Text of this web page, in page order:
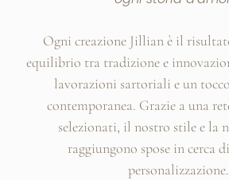
Ogni creazione Jillian è il
equilibrio tra tradizione e
lavorazioni sartoriali e un
contemporanea. Grazie a una
selezionati, il nostro stile e la
raggiungono spose in cerca
personalizzazione.